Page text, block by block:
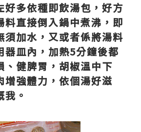
好多依種即飲湯包，好方
料直接倒入鍋中煮沸，即
須加水，又或者係將湯料
器皿內，加熱5分鐘後都
、健脾胃，胡椒溫中下
增強體力，依個湯好滋
。